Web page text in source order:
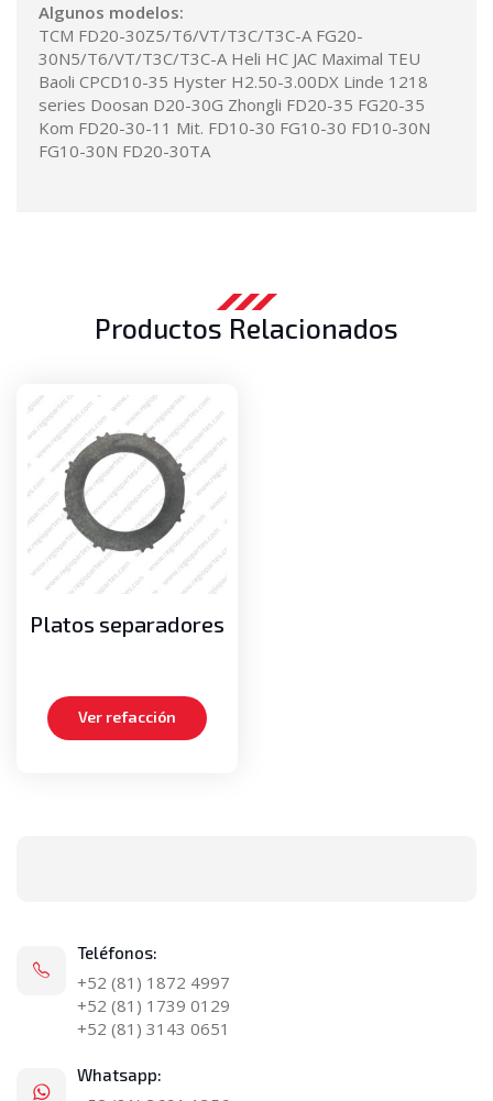
Algunos modelos:
TCM FD20-30Z5/T6/VT/T3C/T3C-A FG20-
30N5/T6/VT/T3C/T3C-A Heli HC JAC Maximal TEU
Baoli CPCD10-35 Hyster H2.50-3.00DX Linde 1218
series Doosan D20-30G Zhongli FD20-35 FG20-35
Kom FD20-30-11 Mit. FD10-30 FG10-30 FD10-30N
FG10-30N FD20-30TA
Productos Relacionados
Platos separadores
Ver refacción
Teléfonos:
+52 (81) 1872 4997
+52 (81) 1739 0129
+52 (81) 3143 0651
Whatsapp: